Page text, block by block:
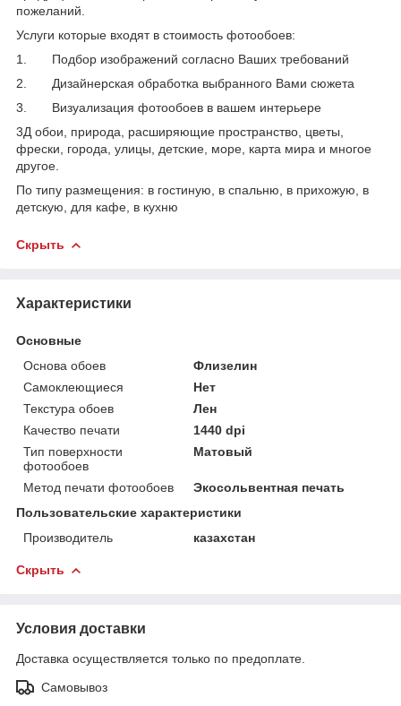
пожеланий.
Услуги которые входят в стоимость фотообоев:
1. Подбор изображений согласно Ваших требований
2. Дизайнерская обработка выбранного Вами сюжета
3. Визуализация фотообоев в вашем интерьере
3Д обои, природа, расширяющие пространство, цветы,
фрески, города, улицы, детские, море, карта мира и многое
другое.
По типу размещения: в гостиную, в спальню, в прихожую, в
детскую, для кафе, в кухню
Скрыть
Характеристики
Основные
Основа обоев
Флизелин
Самоклеющиеся
Нет
Текстура обоев
Лен
Качество печати
1440 dpi
Тип поверхности
фотообоев
Матовый
Метод печати фотообоев
Экосольвентная печать
Пользовательские характеристики
Производитель
казахстан
Скрыть
Условия доставки
Доставка осуществляется только по предоплате.
Самовывоз